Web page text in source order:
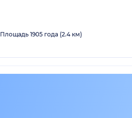
Площадь 1905 года (2.4 км)